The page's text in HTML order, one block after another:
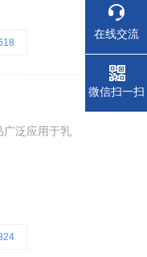
广泛应用于乳
在线交流
微信扫一扫